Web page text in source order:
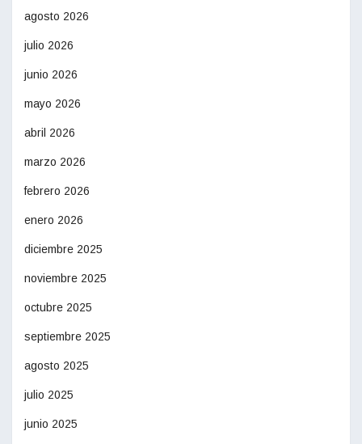
agosto 2026
julio 2026
junio 2026
mayo 2026
abril 2026
marzo 2026
febrero 2026
enero 2026
diciembre 2025
noviembre 2025
octubre 2025
septiembre 2025
agosto 2025
julio 2025
junio 2025